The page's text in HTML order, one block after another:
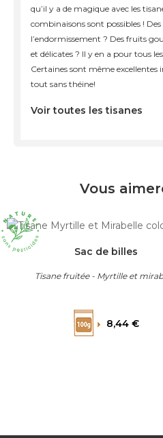
qu’il y a de magique avec les
combinaisons sont possibles !
l’endormissement ? Des fruits
et délicates ? Il y en a pour tous
Certaines sont même excellentes
tout sans théine!
Voir toutes les tisanes
Vous
Sac de billes
Tisane fruitée - Myrtille et
Prix
8,44 €